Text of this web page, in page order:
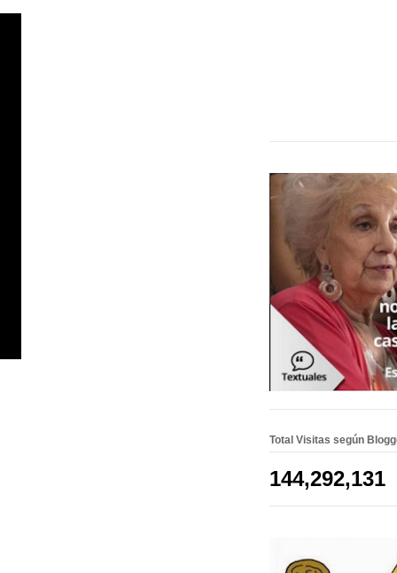
Total Visitas según
144,292,131